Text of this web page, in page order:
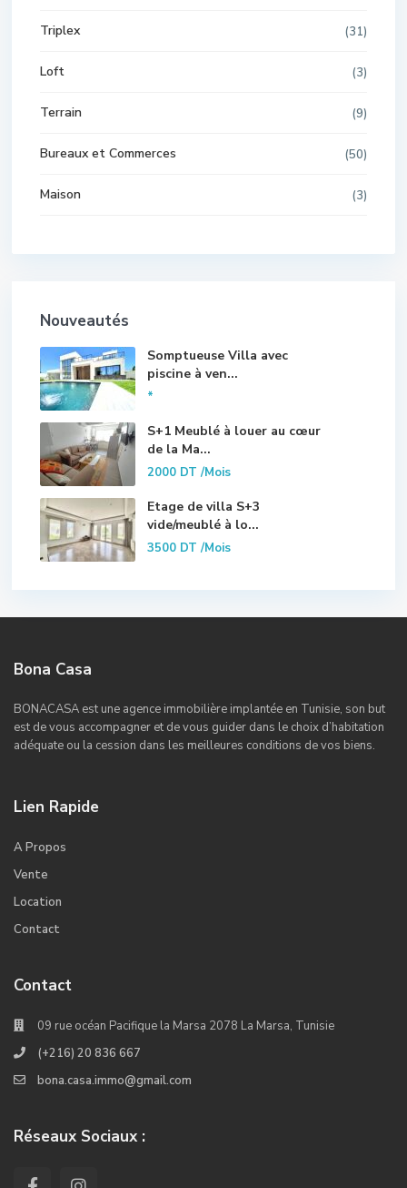
Triplex (31)
Loft (3)
Terrain (9)
Bureaux et Commerces (50)
Maison (3)
Nouveautés
Somptueuse Villa avec
piscine à ven...
*
S+1 Meublé à louer au cœur
de la Ma...
2000 DT/Mois
Etage de villa S+3
vide/meublé à lo...
3500 DT/Mois
Bona Casa
BONACASA est une agence immobilière implantée en Tunisie, son but
est de vous accompagner et de vous guider dans le choix d’habitation
adéquate ou la cession dans les meilleures conditions de vos biens.
Lien Rapide
A Propos
Vente
Location
Contact
Contact
09 rue océan Pacifique la Marsa 2078 La Marsa, Tunisie
(+216) 20 836 667
bona.casa.immo@gmail.com
Réseaux Sociaux :